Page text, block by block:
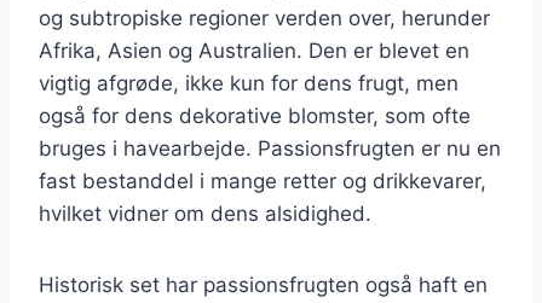
og subtropiske regioner verden over, herunder
Afrika, Asien og Australien. Den er blevet en
vigtig afgrøde, ikke kun for dens frugt, men
også for dens dekorative blomster, som ofte
bruges i havearbejde. Passionsfrugten er nu en
fast bestanddel i mange retter og drikkevarer,
hvilket vidner om dens alsidighed.
Historisk set har passionsfrugten også haft en